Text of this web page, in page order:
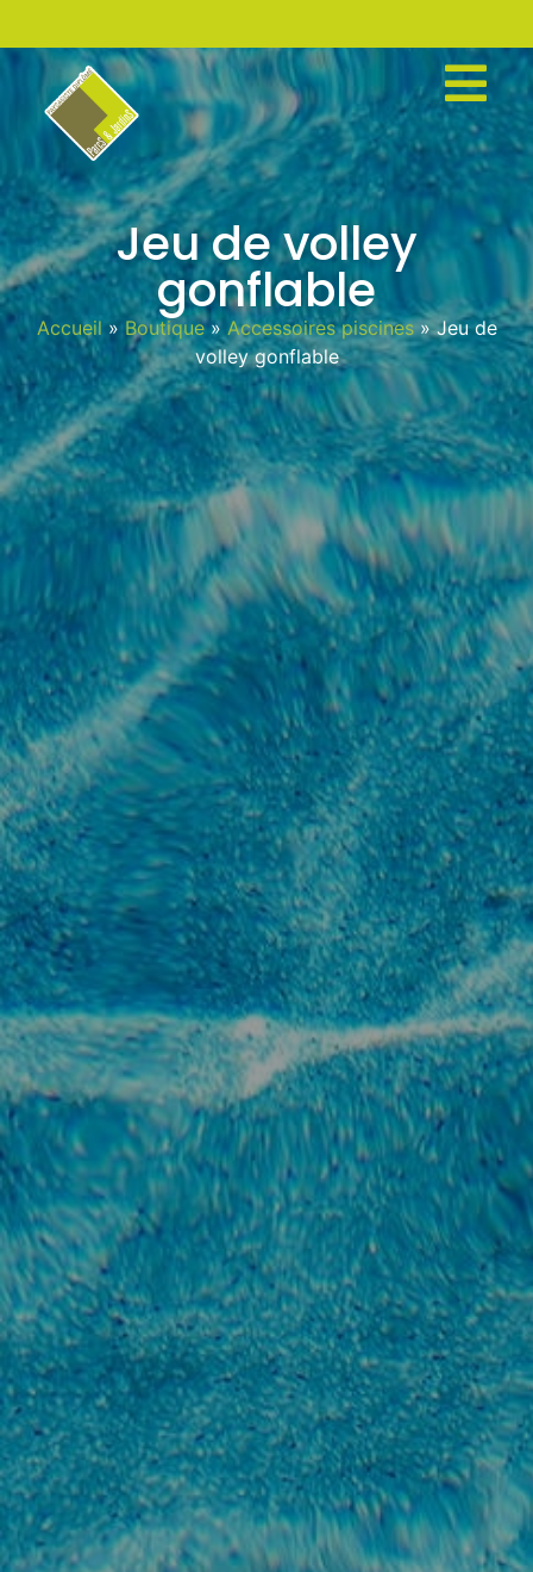
Jeu de volley
gonflable
Accueil » Boutique » Accessoires piscines »Jeu de
volley gonflable